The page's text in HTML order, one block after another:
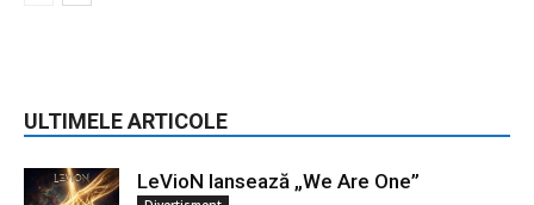
ULTIMELE ARTICOLE
LeVioN lansează „We Are One”